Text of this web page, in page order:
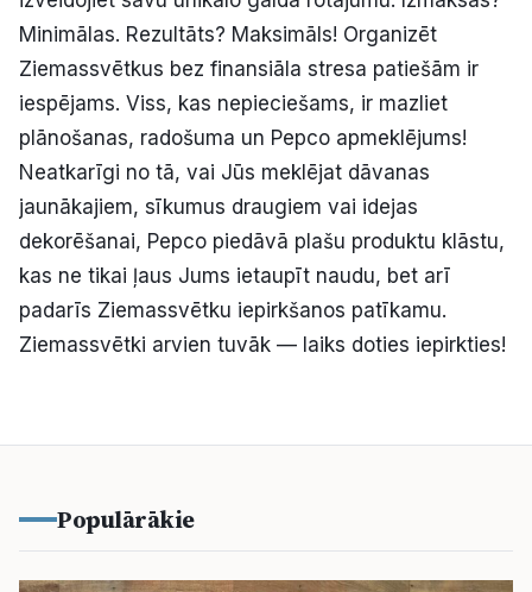
Minimālas. Rezultāts? Maksimāls! Organizēt
Ziemassvētkus bez finansiāla stresa patiešām ir
iespējams. Viss, kas nepieciešams, ir mazliet
plānošanas, radošuma un Pepco apmeklējums!
Neatkarīgi no tā, vai Jūs meklējat dāvanas
jaunākajiem, sīkumus draugiem vai idejas
dekorēšanai, Pepco piedāvā plašu produktu klāstu,
kas ne tikai ļaus Jums ietaupīt naudu, bet arī
padarīs Ziemassvētku iepirkšanos patīkamu.
Ziemassvētki arvien tuvāk — laiks doties iepirkties!
Populārākie